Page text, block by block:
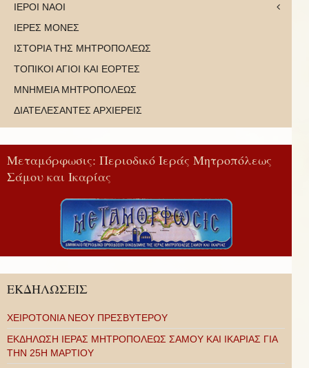
ΙΕΡΟΙ ΝΑΟΙ
ΙΕΡΕΣ ΜΟΝΕΣ
ΙΣΤΟΡΙΑ ΤΗΣ ΜΗΤΡΟΠΟΛΕΩΣ
ΤΟΠΙΚΟΙ ΑΓΙΟΙ ΚΑΙ ΕΟΡΤΕΣ
ΜΝΗΜΕΙΑ ΜΗΤΡΟΠΟΛΕΩΣ
ΔΙΑΤΕΛΕΣΑΝΤΕΣ ΑΡΧΙΕΡΕΙΣ
Μεταμόρφωσις: Περιοδικό Ιεράς Μητροπόλεως
Σάμου και Ικαρίας
ΕΚΔΗΛΩΣΕΙΣ
ΧΕΙΡΟΤΟΝΙΑ ΝΕΟΥ ΠΡΕΣΒΥΤΕΡΟΥ
ΕΚΔΗΛΩΣΗ ΙΕΡΑΣ ΜΗΤΡΟΠΟΛΕΩΣ ΣΑΜΟΥ ΚΑΙ ΙΚΑΡΙΑΣ ΓΙΑ
ΤΗΝ 25Η ΜΑΡΤΙΟΥ